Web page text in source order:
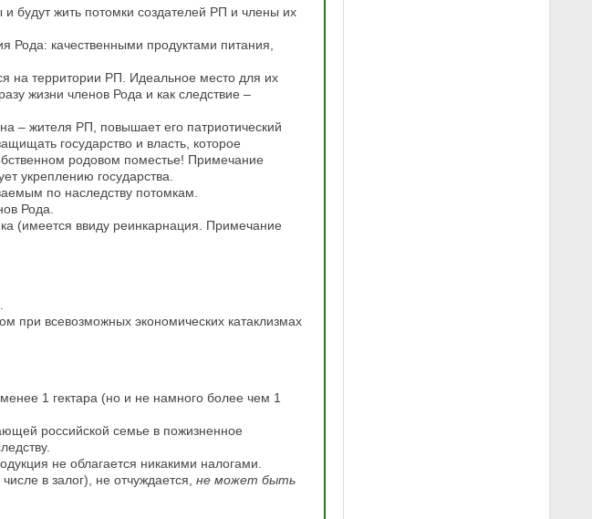
будут жить потомки создателей РП и члены их
Рода: качественными продуктами питания,
на территории РП. Идеальное место для их
жизни членов Рода и как следствие –
– жителя РП, повышает его патриотический
государство и власть, которое
родовом поместье! Примечание
укреплению государства.
по наследству потомкам.
Рода.
(имеется ввиду реинкарнация. Примечание
при всевозможных экономических катаклизмах
1 гектара (но и не намного более чем 1
российской семье в пожизненное
не облагается никакими налогами.
в залог), не отчуждается, не может быть